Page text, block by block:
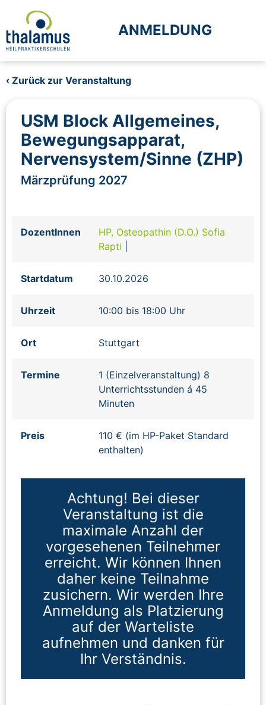
ANMELDUNG
‹ Zurück zur Veranstaltung
USM Block Allgemeines,
Bewegungsapparat,
Nervensystem/Sinne (ZHP)
Märzprüfung 2027
DozentInnen
HP, Osteopathin (D.O.) Sofia
Rapti
Startdatum 30.10.2026
Uhrzeit 10:00 bis 18:00 Uhr
Ort Stuttgart
Termine
1 (Einzelveranstaltung) 8
Unterrichtsstunden á 45
Minuten
Preis
110 € (im HP-Paket Standard
enthalten)
Achtung! Bei dieser
Veranstaltung ist die
maximale Anzahl der
vorgesehenen Teilnehmer
erreicht. Wir können Ihnen
daher keine Teilnahme
zusichern. Wir werden Ihre
Anmeldung als Platzierung
auf der Warteliste
aufnehmen und danken für
Ihr Verständnis.